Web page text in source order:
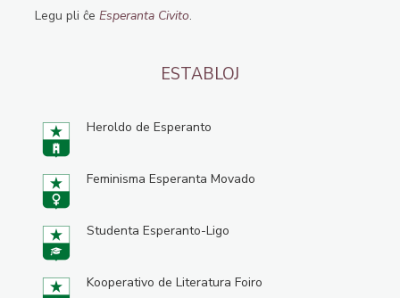
Legu pli ĉe Esperanta Civito.
ESTABLOJ
Heroldo de Esperanto
Feminisma Esperanta Movado
Studenta Esperanto-Ligo
Kooperativo de Literatura Foiro